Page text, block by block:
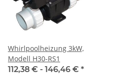
Whirlpoolheizung 3kW,
Modell H30-RS1
112,38 € - 146,46 € *